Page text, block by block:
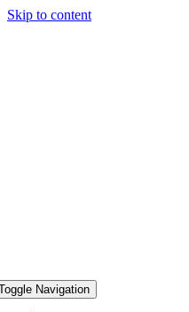
Skip to content
Navigation